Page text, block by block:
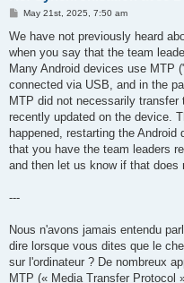
P
s
May 21st, 2025, 7:50 am
We have not previously heard
when you say that the team
Many Android devices use MTP
connected via USB, and in the
MTP did not necessarily
recently updated on the device.
happened, restarting the
that you have the team leaders
and then let us know if that does
---
Nous n'avons jamais entendu
dire lorsque vous dites que le
sur l'ordinateur ? De nombreux
MTP (« Media Transfer Protocol